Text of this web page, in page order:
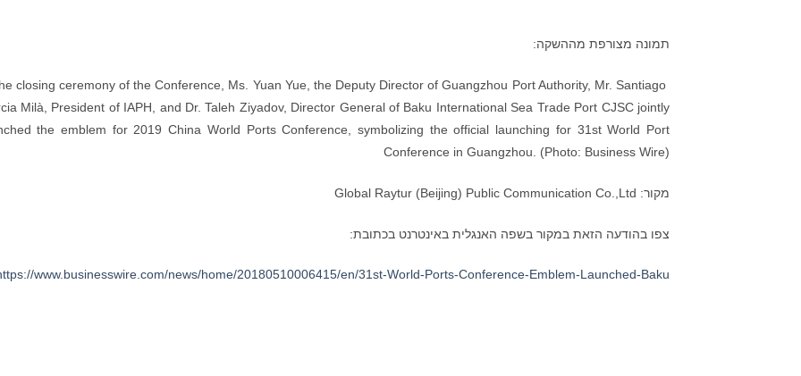
תמונה מצורפת מההשקה:
closing ceremony of the Conference, Ms. Yuan Yue, the Deputy Director of Guangzhou Port Authority, Mr. Santiago
Milà, President of IAPH, and Dr. Taleh Ziyadov, Director General of Baku International Sea Trade Port CJSC jointly
the emblem for 2019 China World Ports Conference, symbolizing the official launching for 31st World Port
Conference in Guangzhou. (Photo: Business Wire)
מקור: Global Raytur (Beijing) Public Communication Co.,Ltd
צפו בהודעה הזאת במקור בשפה האנגלית באינטרנט בכתובת:
www.businesswire.com/news/home/20180510006415/en/31st-World-Ports-Conference-Emblem-Launched-Baku